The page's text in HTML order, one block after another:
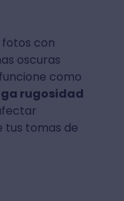
con
oscuras
como
rugosidad
tus tomas de